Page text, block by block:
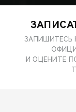
CHERY И СПОРТ
НАШИ
ЗАПИШИТЕСЬ
И ОЦЕНИТЕ